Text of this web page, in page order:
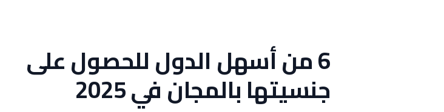
6 من أسهل الدول للحصول على
جنسيتها بالمجان في 2025